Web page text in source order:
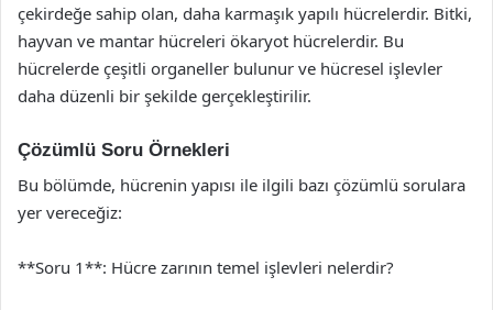
çekirdeğe sahip olan, daha karmaşık yapılı hücrelerdir. Bitki,
hayvan ve mantar hücreleri ökaryot hücrelerdir. Bu
hücrelerde çeşitli organeller bulunur ve hücresel işlevler
daha düzenli bir şekilde gerçekleştirilir.
Çözümlü Soru Örnekleri
Bu bölümde, hücrenin yapısı ile ilgili bazı çözümlü sorulara
yer vereceğiz:
**Soru 1**: Hücre zarının temel işlevleri nelerdir?